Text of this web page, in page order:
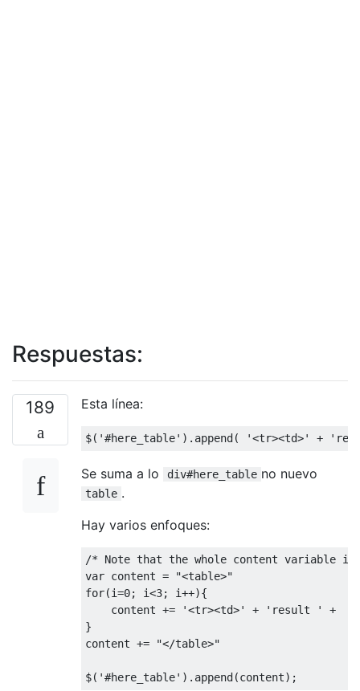
Respuestas:
189 Esta línea:
$( '#here_table' ). append( '<tr><td>' +
Se suma a lo div#here_table no nuevo
table .
Hay varios enfoques:
/* Note that the whole content variable
var content =
"<table>"
for(i=0; i<3; i++){
    content
+= '<tr><td>' + 'result ' +
}
content += "</table>"
$( '#here_table' ). append(content);